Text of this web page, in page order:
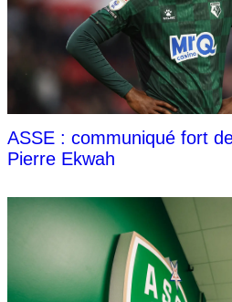
ASSE : communiqué fort
Pierre Ekwah